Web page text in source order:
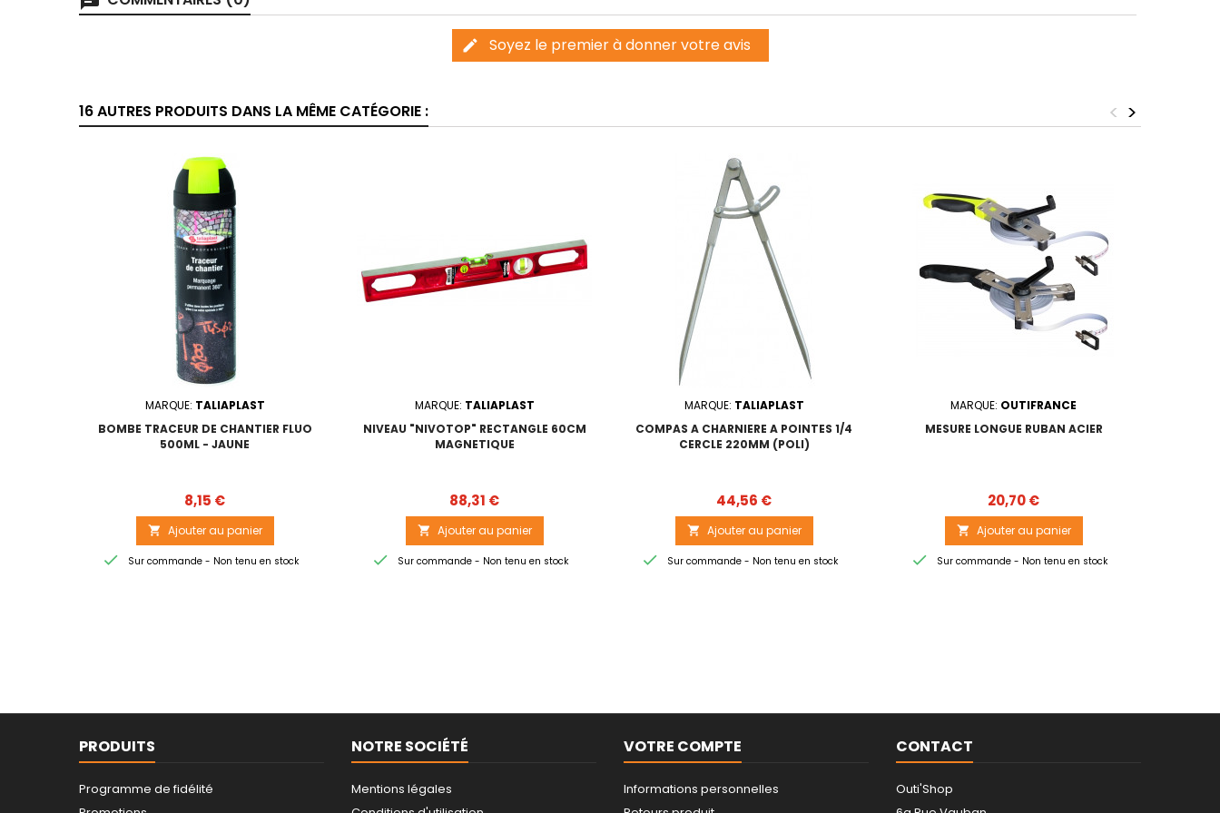
edit Soyez le premier à donner votre avis
16 AUTRES PRODUITS DANS LA MÊME CATÉGORIE : >
<
MARQUE: TALIAPLAST
BOMBE TRACEUR DE CHANTIER FLUO
500ML - JAUNE
Prix
8,15 €
 Ajouter au panier
 Sur commande - Non tenu en stock
MARQUE: TALIAPLAST
NIVEAU "NIVOTOP" RECTANGLE 60CM
MAGNETIQUE
Prix
88,31 €
 Ajouter au panier
 Sur commande - Non tenu en stock
MARQUE: TALIAPLAST
COMPAS A CHARNIERE A POINTES 1/4
CERCLE 220MM (POLI)
Prix
44,56 €
 Ajouter au panier
 Sur commande - Non tenu en stock
MARQUE: OUTIFRANCE
MESURE LONGUE RUBAN ACIER
Prix
20,70 €
 Ajouter au panier
 Sur commande - Non tenu en stock
PRODUITS
Programme de fidélité
NOTRE SOCIÉTÉ
Mentions légales
VOTRE COMPTE
Informations personnelles
CONTACT
Outi'Shop